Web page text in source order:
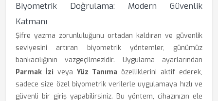
Biyometrik Doğrulama: Modern Güvenlik
Katmanı
Şifre yazma zorunluluğunu ortadan kaldıran ve güvenlik
seviyesini artıran biyometrik yöntemler, günümüz
bankacılığının vazgeçilmezidir. Uygulama ayarlarından
Parmak İzi veya Yüz Tanıma özelliklerini aktif ederek,
sadece size özel biyometrik verilerle uygulamaya hızlı ve
güvenli bir giriş yapabilirsiniz. Bu yöntem, cihazınızın ele